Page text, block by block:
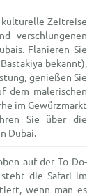
kulturelle Zeitreise
verschlungenen
Flanieren Sie
bekannt),
genießen Sie
dem malerischen
im Gewürzmarkt
Sie über die
Dubai.
auf der To Do-
die Safari im
wenn man es